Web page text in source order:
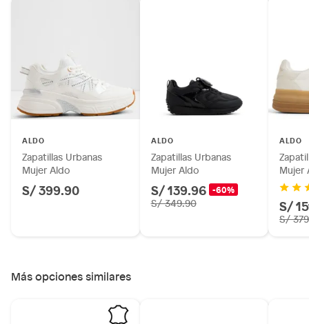
Productos que hayan sido previamente instalados.
Baterías de auto.
Motocicletas y bicicletas motorizadas.
ALDO
Zapatillas Urbanas
Mujer Aldo
S/ 399.90
ALDO
Zapatillas Urbanas
Mujer Aldo
S/ 139.96 -60%
S/ 349.90
ALDO
Mujer
S/
S/
Más opciones similares